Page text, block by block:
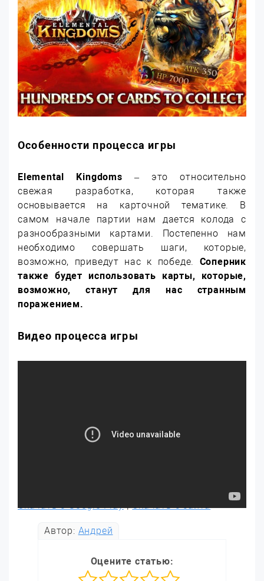
Особенности процесса игры
Elemental Kingdoms – это относительно
свежая разработка, которая также
основывается на карточной тематике. В
самом начале партии нам дается колода с
разнообразными картами. Постепенно нам
необходимо совершать шаги, которые,
возможно, приведут нас к победе. Соперник
также будет использовать карты, которые,
возможно, станут для нас странным
поражением.
Видео процесса игры
Скачать с Google Play|Скачать с сайта
Автор: Андрей
Оцените статью: